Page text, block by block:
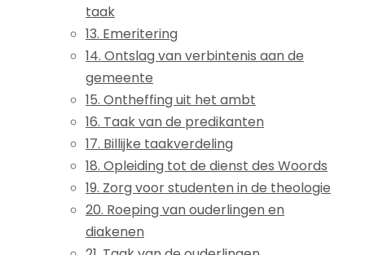
taak
13. Emeritering
14. Ontslag van verbintenis aan de
gemeente
15. Ontheffing uit het ambt
16. Taak van de predikanten
17. Billijke taakverdeling
18. Opleiding tot de dienst des Woords
19. Zorg voor studenten in de theologie
20. Roeping van ouderlingen en
diakenen